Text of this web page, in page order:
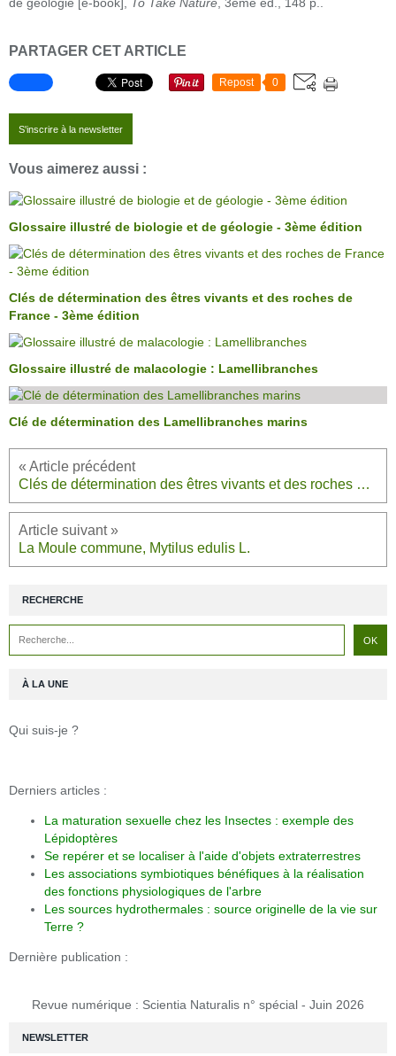
PARTAGER CET ARTICLE
Repost 0
S'inscrire à la newsletter
Vous aimerez aussi :
Glossaire illustré de biologie et de géologie - 3ème édition
Clés de détermination des êtres vivants et des roches de
France - 3ème édition
Glossaire illustré de malacologie : Lamellibranches
Clé de détermination des Lamellibranches marins
Clés de détermination des êtres vivants et des roches de France - 3ème édition
La Moule commune, Mytilus edulis L.
NEWSLETTER
RECHERCHE
À LA UNE
Qui suis-je ?
Derniers articles :
La maturation sexuelle chez les Insectes : exemple des
Lépidoptères
Se repérer et se localiser à l'aide d'objets extraterrestres
Les associations symbiotiques bénéfiques à la réalisation
des fonctions physiologiques de l'arbre
Les sources hydrothermales : source originelle de la vie sur
Terre ?
Dernière publication :
Revue numérique : Scientia Naturalis n° spécial - Juin 2026